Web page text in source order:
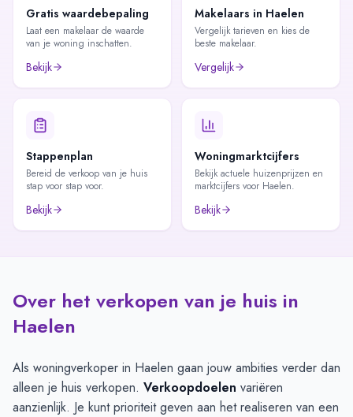
Gratis waardebepaling
Laat een makelaar de waarde
van je woning inschatten.
Bekijk
Makelaars in Haelen
Vergelijk tarieven en kies de
beste makelaar.
Vergelijk
Stappenplan
Bereid de verkoop van je huis
stap voor stap voor.
Bekijk
Woningmarktcijfers
Bekijk actuele huizenprijzen en
marktcijfers voor Haelen.
Bekijk
Over het verkopen van je huis in
Haelen
Als woningverkoper in Haelen gaan jouw ambities verder dan
alleen je huis verkopen. Verkoopdoelen variëren
aanzienlijk. Je kunt prioriteit geven aan het realiseren van een